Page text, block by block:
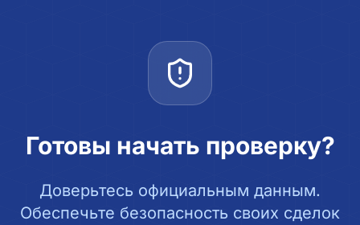
Готовы начать проверку?
Доверьтесь официальным данным.
Обеспечьте безопасность своих сделок